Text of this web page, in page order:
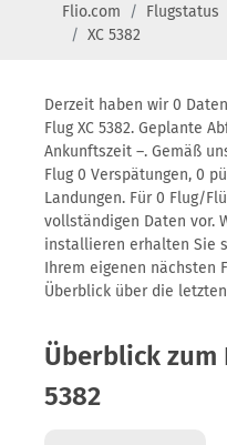
Flio.com Flugstatus
XC 5382
Derzeit haben wir 0
Flug XC 5382. Geplante
Ankunftszeit –. Gemäß
Flug 0 Verspätungen, 0
Landungen. Für 0 Flug/
vollständigen Daten vor.
installieren erhalten Sie
Ihrem eigenen nächsten
Überblick über die
Überblick zum
5382